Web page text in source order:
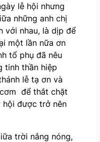
lễ hội nhưng
những anh chị
với nhau, là dịp để
một lần nữa ơn
tổ phụ đã nêu
tinh thần hiệp
lễ tạ ơn và
để thắt chặt
hội được trở nên
trời nắng nóng,